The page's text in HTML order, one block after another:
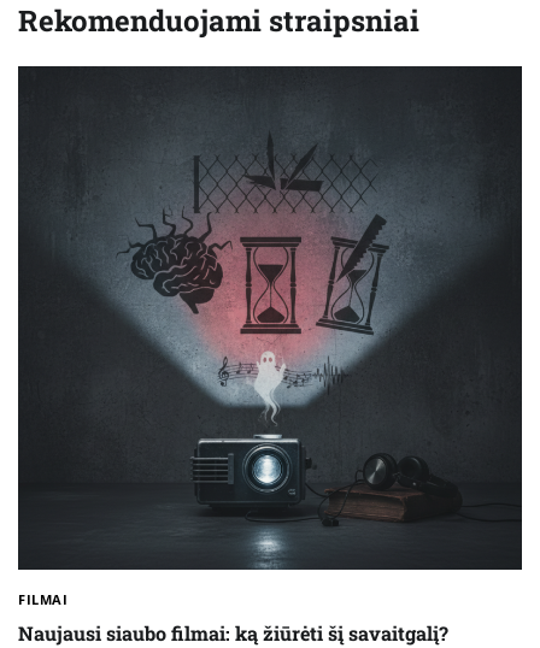
Rekomenduojami straipsniai
FILMAI
Naujausi siaubo filmai: ką žiūrėti šį savaitgalį?